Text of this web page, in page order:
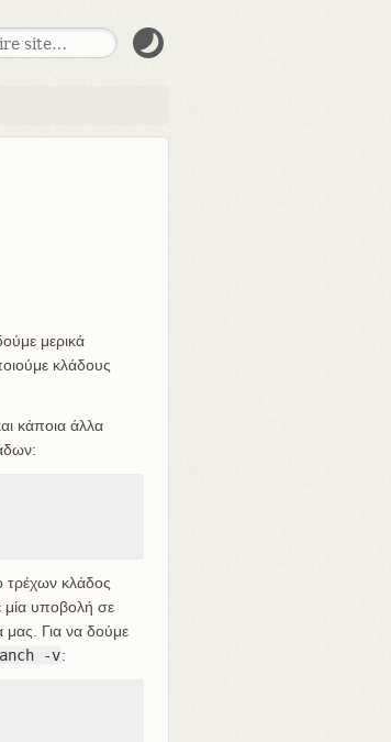
μερικά
κλάδους
κάποια άλλα
τρέχων κλάδος
μία υποβολή σε
μας. Για να δούμε
-v: